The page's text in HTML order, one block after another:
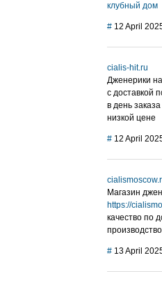
клубный дом
# 12 April
cialis-hit.ru
Дженерики
с доставкой
в день
низкой цене
# 12 April
Магазин
https://
качество по
# 13 April